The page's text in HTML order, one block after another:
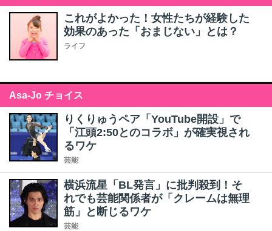
これがよかった！女性たちが経験した
効果のあった「おまじない」とは？
ライフ
Asa-Jo チョイス
りくりゅうペア「YouTube開設」で
「江頭2:50とのコラボ」が確実視され
るワケ
芸能
横浜流星「BL発言」に批判殺到！そ
れでも芸能関係者が「クレームは無理
筋」と断じるワケ
芸能